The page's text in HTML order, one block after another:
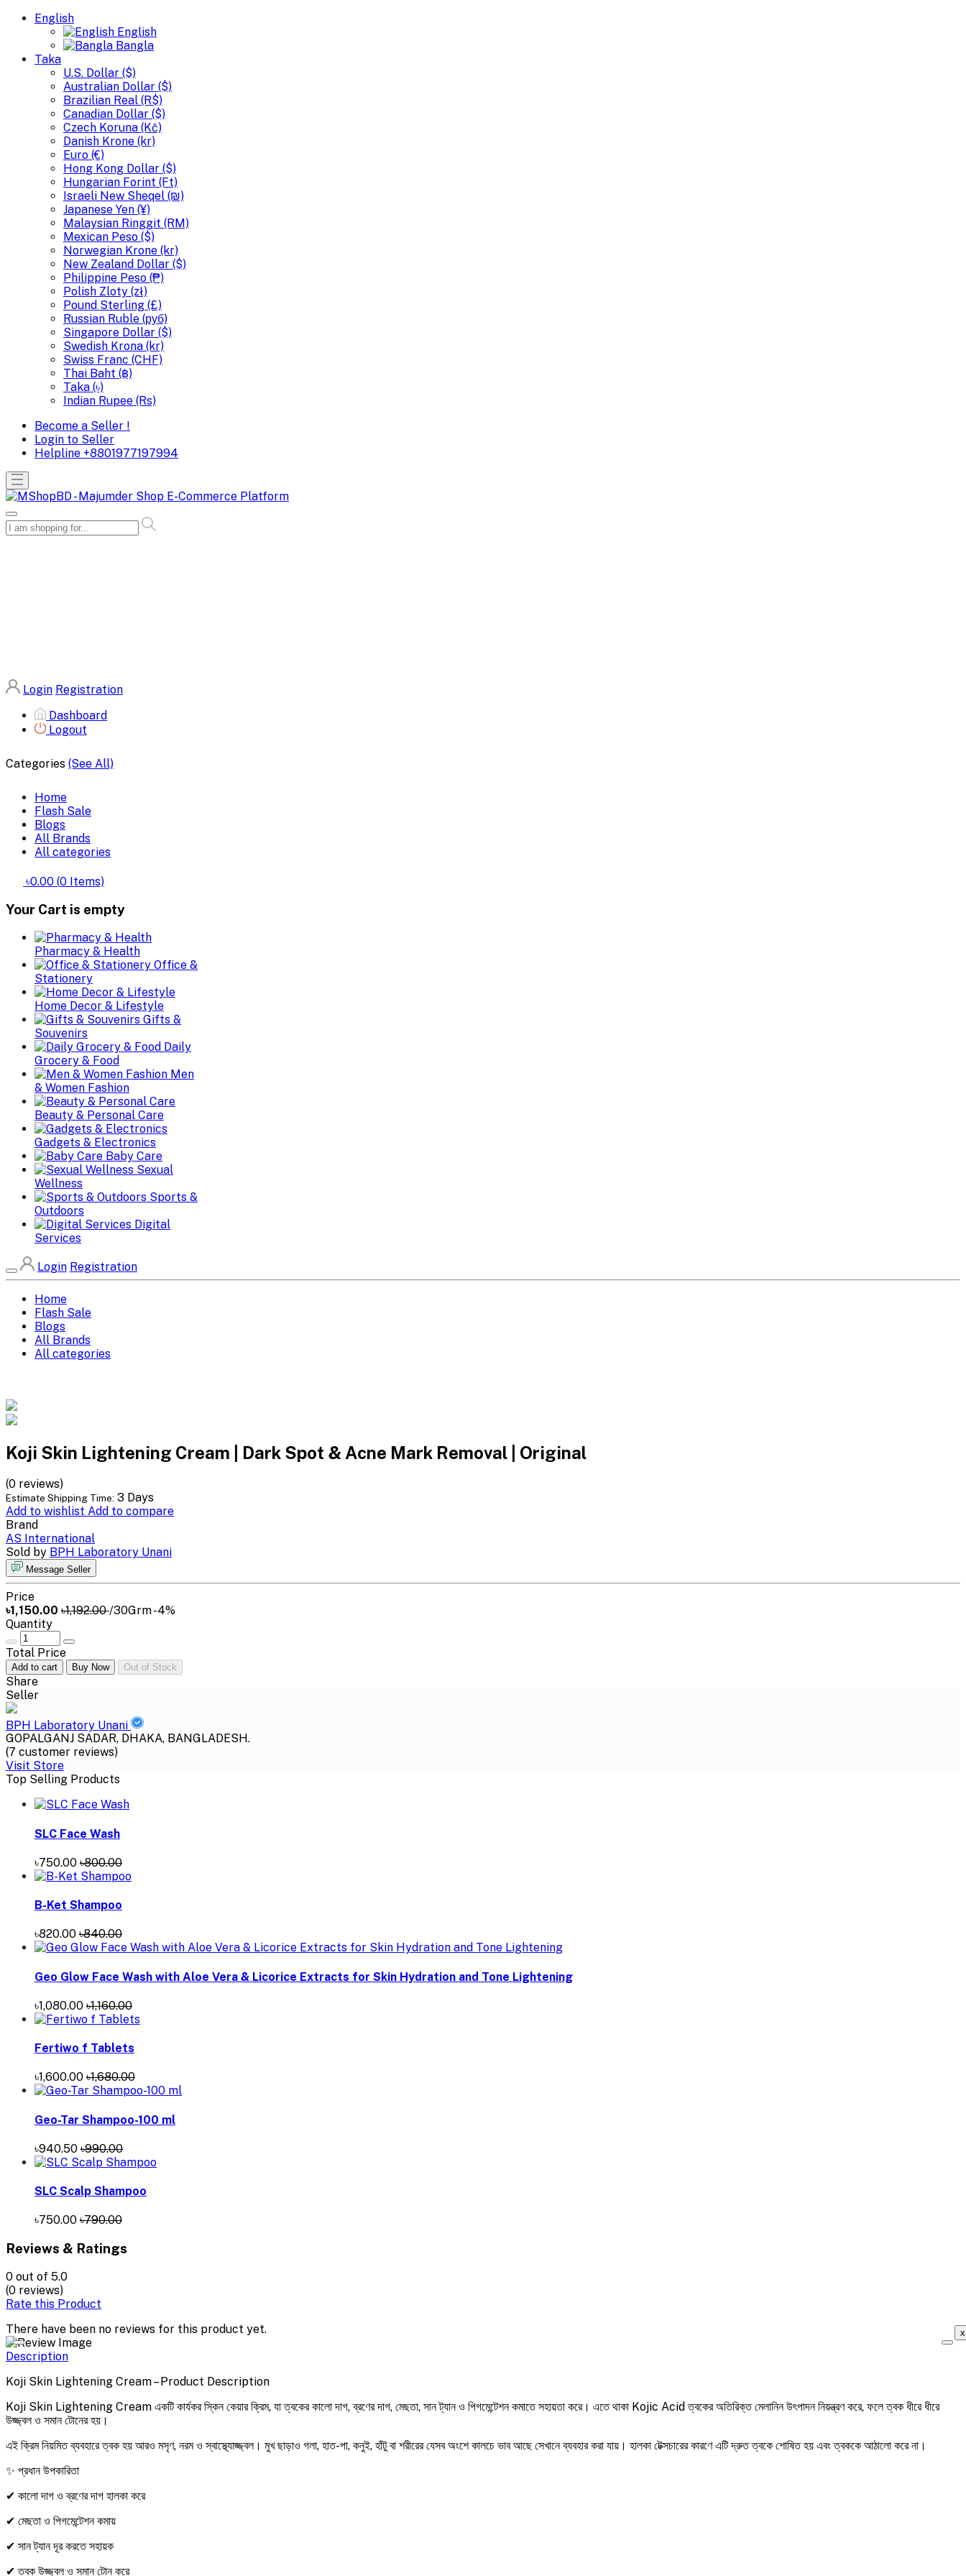
English
English
Bangla
Taka
U.S. Dollar ($)
Australian Dollar ($)
Brazilian Real (R$)
Canadian Dollar ($)
Czech Koruna (Kč)
Danish Krone (kr)
Euro (€)
Hong Kong Dollar ($)
Hungarian Forint (Ft)
Israeli New Sheqel (₪)
Japanese Yen (¥)
Malaysian Ringgit (RM)
Mexican Peso ($)
Norwegian Krone (kr)
New Zealand Dollar ($)
Philippine Peso (₱)
Polish Zloty (zł)
Pound Sterling (£)
Russian Ruble (руб)
Singapore Dollar ($)
Swedish Krona (kr)
Swiss Franc (CHF)
Thai Baht (฿)
Taka (৳)
Indian Rupee (Rs)
Become a Seller !
Login to Seller
Helpline +8801977197994
Login Registration
Dashboard
Logout
Categories (See All)
Home
Flash Sale
Blogs
All Brands
All categories
৳0.00 (0 Items)
Your Cart is empty
Pharmacy & Health
Office &
Stationery
Home Decor & Lifestyle
Gifts &
Souvenirs
Daily
Grocery & Food
Men
& Women Fashion
Beauty & Personal Care
Gadgets & Electronics
Baby Care
Sexual
Wellness
Sports &
Outdoors
Digital
Services
Login Registration
Home
Flash Sale
Blogs
All Brands
All categories
Koji Skin Lightening Cream | Dark Spot & Acne Mark Removal | Original
(0 reviews)
Estimate Shipping Time: 3 Days
Add to wishlist Add to compare
Brand
AS International
Sold by BPH Laboratory Unani
Message Seller
Price
৳1,150.00 ৳1,192.00/30Grm-4%
Quantity
Total Price
Add to cart Buy Now Out of Stock
Share
Seller
BPH Laboratory Unani
GOPALGANJ SADAR, DHAKA, BANGLADESH.
(7 customer reviews)
Visit Store
Top Selling Products
SLC Face Wash
৳750.00 ৳800.00
B-Ket Shampoo
৳820.00 ৳840.00
Geo Glow Face Wash with Aloe Vera & Licorice Extracts for Skin Hydration and Tone Lightening
৳1,080.00 ৳1,160.00
Fertiwo f Tablets
৳1,600.00 ৳1,680.00
Geo-Tar Shampoo-100 ml
৳940.50 ৳990.00
SLC Scalp Shampoo
৳750.00 ৳790.00
Reviews & Ratings
0 out of 5.0
(0 reviews)
Rate this Product
There have been no reviews for this product yet.
x
Description
Koji Skin Lightening Cream – Product Description
Koji Skin Lightening Cream একটি কার্যকর স্কিন কেয়ার ক্রিম, যা ত্বকের কালো দাগ, ব্রণের দাগ, মেছতা, সান ট্যান ও পিগমেন্টেশন কমাতে সহায়তা করে। এতে থাকা Kojic Acid ত্বকের অতিরিক্ত মেলানিন উৎপাদন নিয়ন্ত্রণ করে, ফলে ত্বক ধীরে ধীরে
উজ্জ্বল ও সমান টোনের হয়।
এই ক্রিম নিয়মিত ব্যবহারে ত্বক হয় আরও মসৃণ, নরম ও স্বাস্থ্যোজ্জ্বল। মুখ ছাড়াও গলা, হাত-পা, কনুই, হাঁটু বা শরীরের যেসব অংশে কালচে ভাব আছে সেখানে ব্যবহার করা যায়। হালকা টেক্সচারের কারণে এটি দ্রুত ত্বকে শোষিত হয় এবং ত্বককে আঠালো করে না।
✨ প্রধান উপকারিতা
✔ কালো দাগ ও ব্রণের দাগ হালকা করে
✔ মেছতা ও পিগমেন্টেশন কমায়
✔ সান ট্যান দূর করতে সহায়ক
✔ ত্বক উজ্জ্বল ও সমান টোন করে